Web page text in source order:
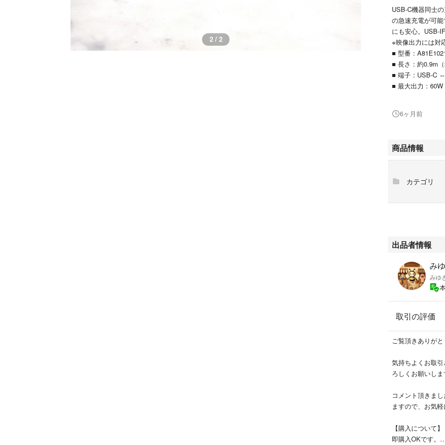
2 / 2
USB-C機器同士
の急速充電が可
にも安心。USB-
※映像出力には対
■ 型番：
■ 長さ：約0.9m
■ 端子：USB-C
■ 最大出力：
なお、初期不良
詳細に記録して
す。
緩衝材に新聞紙
で、ご理解の程
また、発送につ
6ヶ月前
商品情報
カテゴリ
出品者情報
み
みゆ
取引の評価
ご覧頂きありが
気持ちよくお取
ろしくお願いし
コメント頂きま
ますので、お気
【購入について】
即購入OKです。